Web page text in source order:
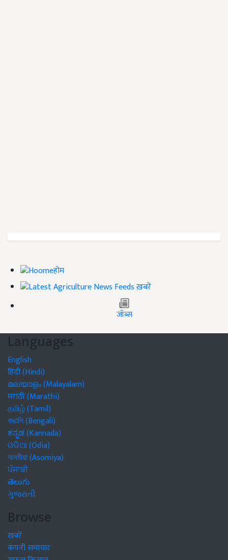
होम
ख़बरें
जॉब्स
Languages
English
हिंदी (Hindi)
മലയാളം (Malayalam)
मराठी (Marathi)
தமிழ் (Tamil)
বাঙালি (Bengali)
ಕನ್ನಡ (Kannada)
ଓଡିଆ (Odia)
অসমীয়া (Asomiya)
ਪੰਜਾਬੀ
తెలుగు
ગુજરાતી
Browse
खबरें
कंपनी समाचार